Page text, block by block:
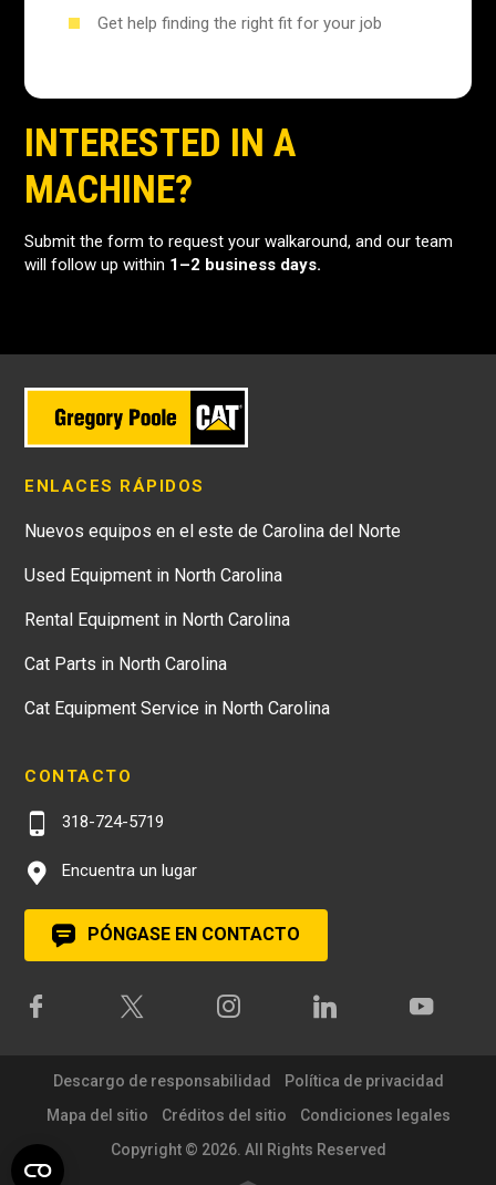
Get help finding the right fit for your job
INTERESTED IN A
MACHINE?
Submit the form to request your walkaround, and our team
will follow up within 1–2 business days.
ENLACES RÁPIDOS
Nuevos equipos en el este de Carolina del Norte
Used Equipment in North Carolina
Rental Equipment in North Carolina
Cat Parts in North Carolina
Cat Equipment Service in North Carolina
CONTACTO
318-724-5719
Encuentra un lugar
PÓNGASE EN CONTACTO
Descargo de responsabilidad
Política de privacidad
Mapa del sitio
Créditos del sitio
Condiciones legales
Copyright © 2026. All Rights Reserved